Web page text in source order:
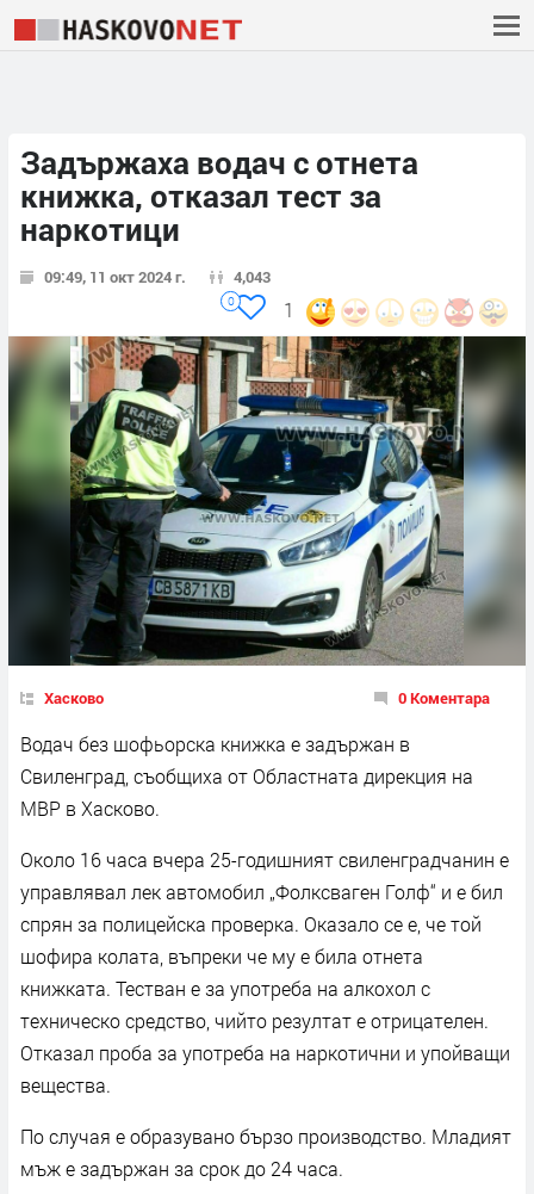
Задържаха водач с отнета
книжка, отказал тест за
наркотици
09:49, 11 окт 2024 г. 4,043
1
0
Хасково 0 Коментара
Водач без шофьорска книжка е задържан в
Свиленград, съобщиха от Областната дирекция на
МВР в Хасково.
Около 16 часа вчера 25-годишният свиленградчанин е
управлявал лек автомобил „Фолксваген Голф“ и е бил
спрян за полицейска проверка. Оказало се е, че той
шофира колата, въпреки че му е била отнета
книжката. Тестван е за употреба на алкохол с
техническо средство, чийто резултат е отрицателен.
Отказал проба за употреба на наркотични и упойващи
вещества.
По случая е образувано бързо производство. Младият
мъж е задържан за срок до 24 часа.